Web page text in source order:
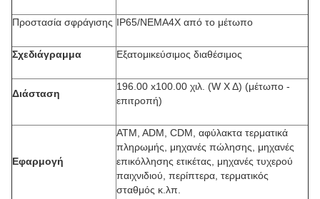
Προστασία σφράγισης IP65/NEMA4X από το μέτωπο
Σχεδιάγραμμα Εξατομικεύσιμος διαθέσιμος
Διάσταση
196.00 x100.00 χιλ. (W Χ Δ) (μέτωπο -
επιτροπή)
Εφαρμογή
ATM, ADM, CDM, αφύλακτα τερματικά
πληρωμής, μηχανές πώλησης, μηχανές
επικόλλησης ετικέτας, μηχανές τυχερού
παιχνιδιού, περίπτερα, τερματικός
σταθμός κ.λπ.